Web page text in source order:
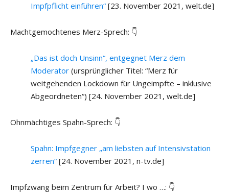
Impfpflicht einführen“ [23. November 2021, welt.de]
Machtgemochtenes Merz-Sprech: 👇
„Das ist doch Unsinn“, entgegnet Merz dem
Moderator (ursprünglicher Titel: “Merz für
weitgehenden Lockdown für Ungeimpfte – inklusive
Abgeordneten“) [24. November 2021, welt.de]
Ohnmächtiges Spahn-Sprech: 👇
Spahn: Impfgegner „am liebsten auf Intensivstation
zerren“ [24. November 2021, n-tv.de]
Impfzwang beim Zentrum für Arbeit? I wo …: 👇